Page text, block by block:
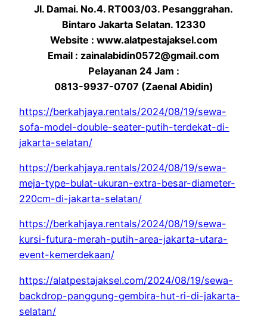
Jl. Damai. No.4. RT003/03. Pesanggrahan.
Bintaro Jakarta Selatan. 12330
Website : www.alatpestajaksel.com
Email : zainalabidin0572@gmail.com
Pelayanan 24 Jam :
0813-9937-0707 (Zaenal Abidin)
https://berkahjaya.rentals/2024/08/19/sewa-
sofa-model-double-seater-putih-terdekat-di-
jakarta-selatan/
https://berkahjaya.rentals/2024/08/19/sewa-
meja-type-bulat-ukuran-extra-besar-diameter-
220cm-di-jakarta-selatan/
https://berkahjaya.rentals/2024/08/19/sewa-
kursi-futura-merah-putih-area-jakarta-utara-
event-kemerdekaan/
https://alatpestajaksel.com/2024/08/19/sewa-
backdrop-panggung-gembira-hut-ri-di-jakarta-
selatan/